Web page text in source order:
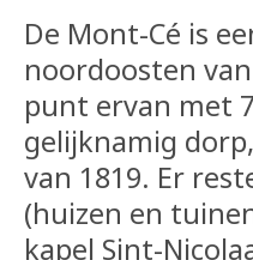
De Mont-Cé is
noordoosten
punt ervan met
gelijknamig
van 1819. Er
(huizen en
kapel Sint-